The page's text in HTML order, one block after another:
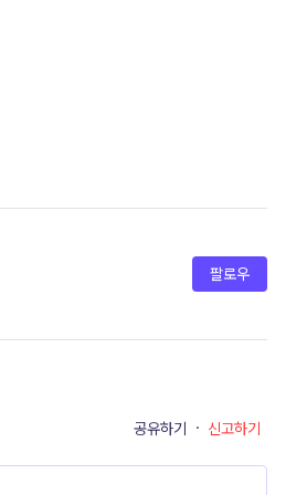
팔로우
공유하기 · 신고하기